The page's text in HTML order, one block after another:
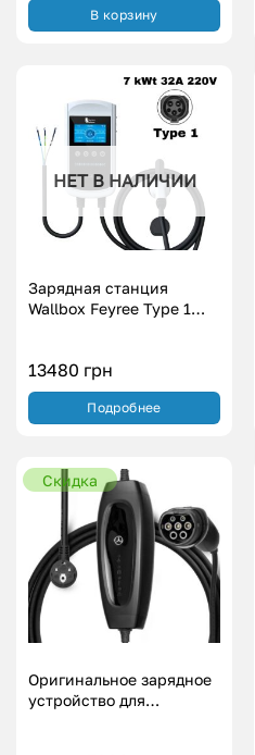
В корзину
НЕТ В НАЛИЧИИ
Зарядная станция
Wallbox Feyree Type 1
13480 грн
Подробнее
Скидка
Оригинальное зарядное
устройство для